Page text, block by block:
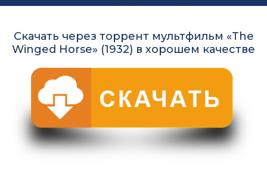
Скачать через торрент мультфильм «The
Winged Horse» (1932) в хорошем качестве